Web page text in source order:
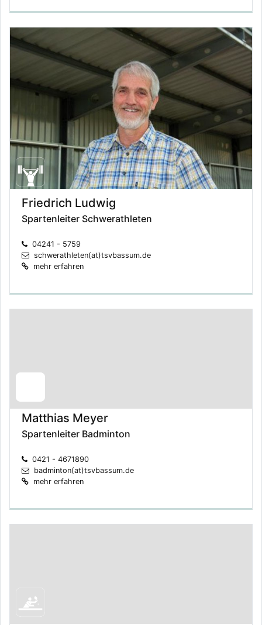
Friedrich Ludwig
Spartenleiter Schwerathleten
04241 - 5759
schwerathleten(at)tsvbassum.de
mehr erfahren
Matthias Meyer
Spartenleiter Badminton
0421 - 4671890
badminton(at)tsvbassum.de
mehr erfahren